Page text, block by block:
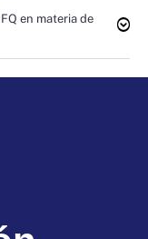
en materia de